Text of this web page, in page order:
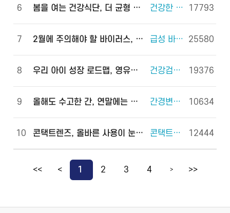
6 봄을 여는 건강식단, 더 균형 있게! 건강한 체중조절을 위한 식사 외 6건 17793
7 2월에 주의해야 할 바이러스, 이렇게 예방하세요! 급성 바이러스 위장관염 외 2건 25580
8 우리 아이 성장 로드맵, 영유아 건강검진으로 완성하세요! 건강검진(국가건강검진) 외 2건 19376
9 올해도 수고한 간, 연말에는 쉬게 해 주세요! 간경변증 외 3건 10634
10 콘택트렌즈, 올바른 사용이 눈 건강을 지킵니다! 콘택트렌즈 외 2건 12444
<< < 1 2 3 4 > >>